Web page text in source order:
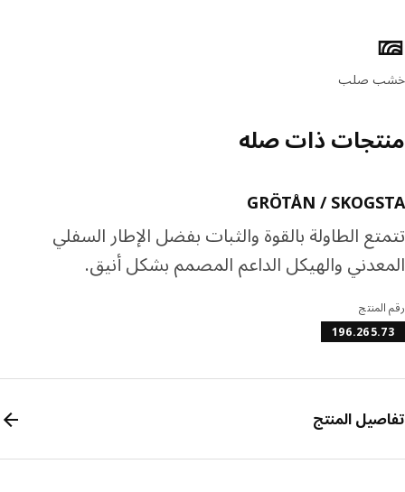
المنتج
صلب
ذات صله
GRÖTÅN /
الطاولة بالقوة والثبات بفضل الإطار السفلي
والهيكل الداعم المصمم بشكل أنيق.
المنتج